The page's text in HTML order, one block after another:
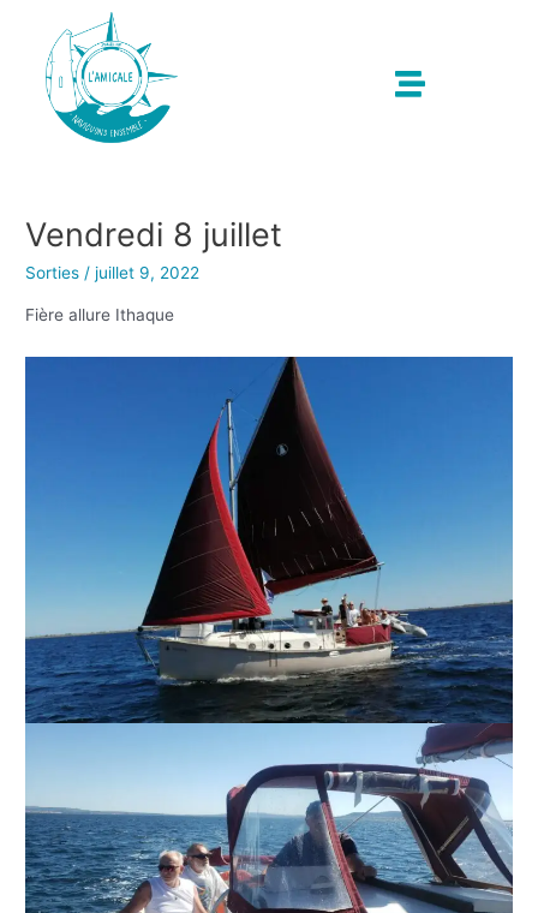
Vendredi 8 juillet
Sorties /juillet 9, 2022
Fière allure Ithaque